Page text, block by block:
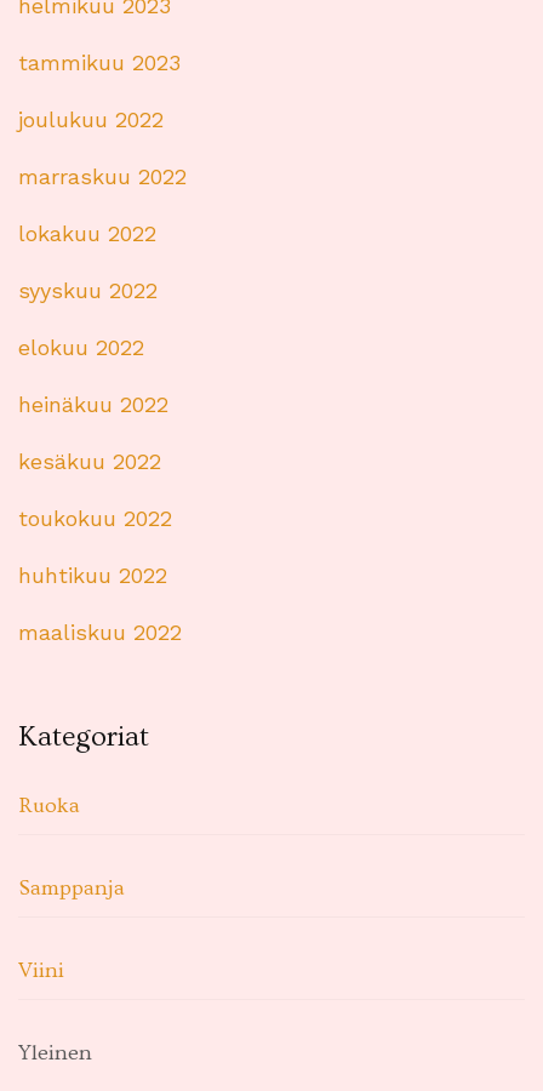
helmikuu 2023
tammikuu 2023
joulukuu 2022
marraskuu 2022
lokakuu 2022
syyskuu 2022
elokuu 2022
heinäkuu 2022
kesäkuu 2022
toukokuu 2022
huhtikuu 2022
maaliskuu 2022
Kategoriat
Ruoka
Samppanja
Viini
Yleinen